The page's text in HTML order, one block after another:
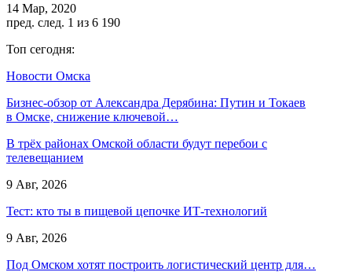
14 Мар, 2020
пред. след. 1 из 6 190
Топ сегодня:
Новости Омска
Бизнес-обзор от Александра Дерябина: Путин и Токаев
в Омске, снижение ключевой…
В трёх районах Омской области будут перебои с
телевещанием
9 Авг, 2026
Тест: кто ты в пищевой цепочке ИТ-технологий
9 Авг, 2026
Под Омском хотят построить логистический центр для…